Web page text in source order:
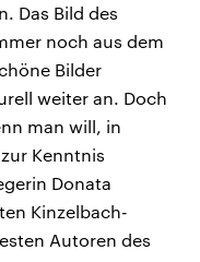
Das Bild des
noch aus dem
Bilder
weiter an. Doch
man will, in
Kenntnis
Donata
Kinzelbach-
Autoren des